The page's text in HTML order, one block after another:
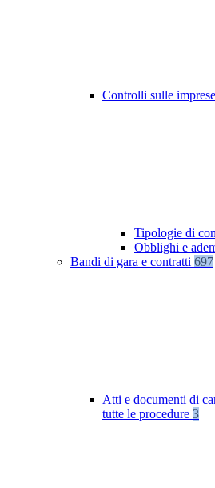
Controlli sulle imprese
Tipologie di
Obblighi e
Bandi di gara e contratti 697
Atti e documenti di
tutte le procedure 3